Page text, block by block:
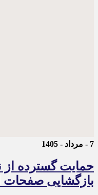
7 - مرداد - 1405
حمایت گسترده از
بازگشایی صفحات